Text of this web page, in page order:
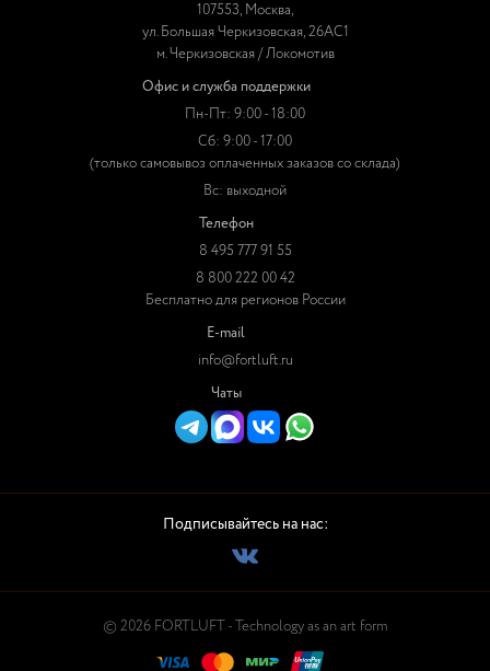
107553, Москва,
ул. Большая Черкизовская, 26АС1
м. Черкизовская / Локомотив
Офис и служба поддержки
Пн-Пт: 9:00 - 18:00
Сб: 9:00 - 17:00
(только самовывоз оплаченных заказов со склада)
Вс: выходной
Телефон
8 495 777 91 55
8 800 222 00 42
Бесплатно для регионов России
E-mail
info@fortluft.ru
Чаты
Подписывайтесь на нас:
© 2026 FORTLUFT - Technology as an art form